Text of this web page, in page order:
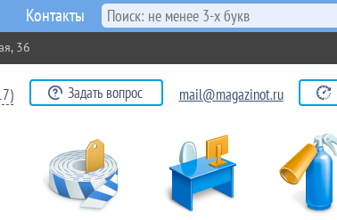
36
Контакты
Задать вопрос mail@magazinot.ru